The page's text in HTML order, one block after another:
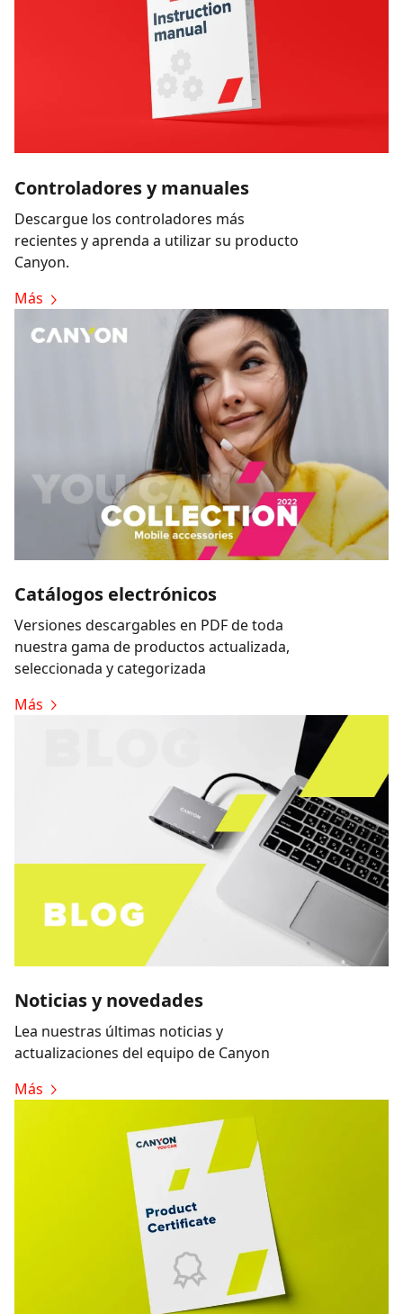
Controladores y manuales
Descargue los controladores más
recientes y aprenda a utilizar su producto
Canyon.
Más
Catálogos electrónicos
Versiones descargables en PDF de toda
nuestra gama de productos actualizada,
seleccionada y categorizada
Más
Noticias y novedades
Lea nuestras últimas noticias y
actualizaciones del equipo de Canyon
Más